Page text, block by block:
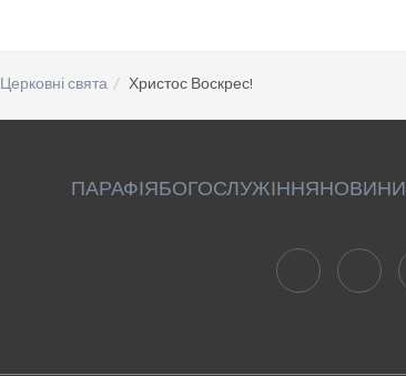
Церковні свята Христос Воскрес!
ПАРАФІЯБОГОСЛУЖІННЯНОВИНИ